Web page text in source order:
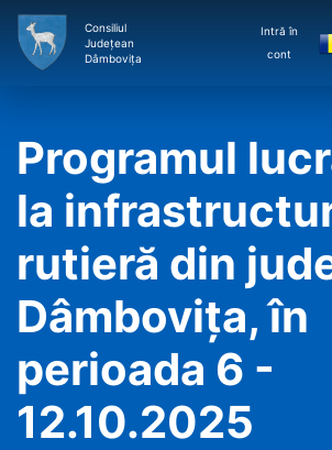
Consiliul
Județean
Dâmbovița
Intră în
cont
Programul
la
rutieră din
Dâmbovița, în
perioada 6 -
12.10.2025